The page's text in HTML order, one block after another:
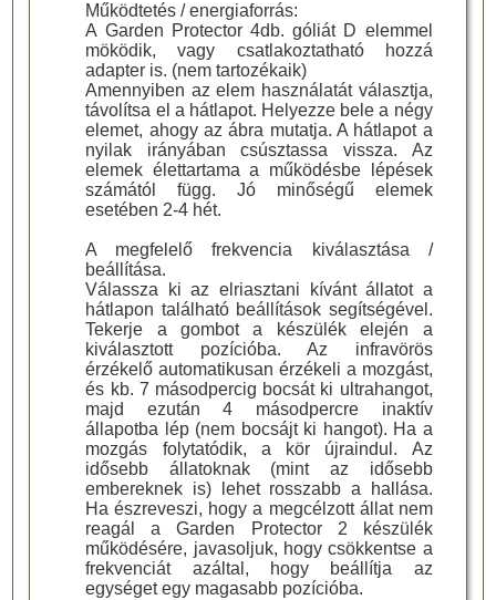
Működtetés / energiaforrás:
A Garden Protector 4db. góliát D elemmel
möködik, vagy csatlakoztatható hozzá
adapter is. (nem tartozékaik)
Amennyiben az elem használatát választja,
távolítsa el a hátlapot. Helyezze bele a négy
elemet, ahogy az ábra mutatja. A hátlapot a
nyilak irányában csúsztassa vissza. Az
elemek élettartama a működésbe lépések
számától függ. Jó minőségű elemek
esetében 2-4 hét.
A megfelelő frekvencia kiválasztása /
beállítása.
Válassza ki az elriasztani kívánt állatot a
hátlapon található beállítások segítségével.
Tekerje a gombot a készülék elején a
kiválasztott pozícióba. Az infravörös
érzékelő automatikusan érzékeli a mozgást,
és kb. 7 másodpercig bocsát ki ultrahangot,
majd ezután 4 másodpercre inaktív
állapotba lép (nem bocsájt ki hangot). Ha a
mozgás folytatódik, a kör újraindul. Az
idősebb állatoknak (mint az idősebb
embereknek is) lehet rosszabb a hallása.
Ha észreveszi, hogy a megcélzott állat nem
reagál a Garden Protector 2 készülék
működésére, javasoljuk, hogy csökkentse a
frekvenciát azáltal, hogy beállítja az
egységet egy magasabb pozícióba.